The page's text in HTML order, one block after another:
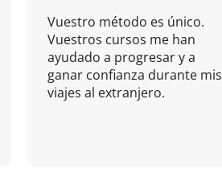
Vuestro método es único.
Vuestros cursos me han
ayudado a progresar y a
ganar confianza durante mis
viajes al extranjero.